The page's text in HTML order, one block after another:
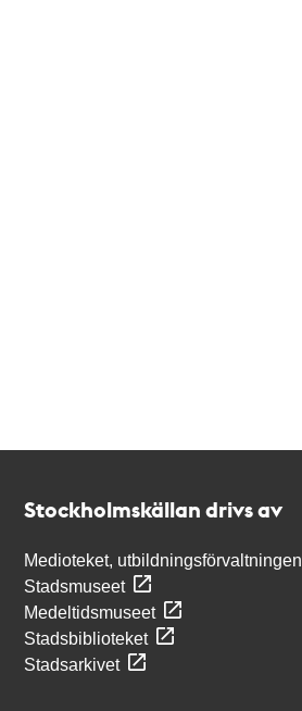
Stockholmskällan drivs av
Medioteket, utbildningsförvaltningen
Stadsmuseet
Medeltidsmuseet
Stadsbiblioteket
Stadsarkivet